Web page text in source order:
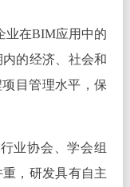
业在BIM应用中的
的经济、社会和
目管理水平，保
业协会、学会组
，研发具有自主